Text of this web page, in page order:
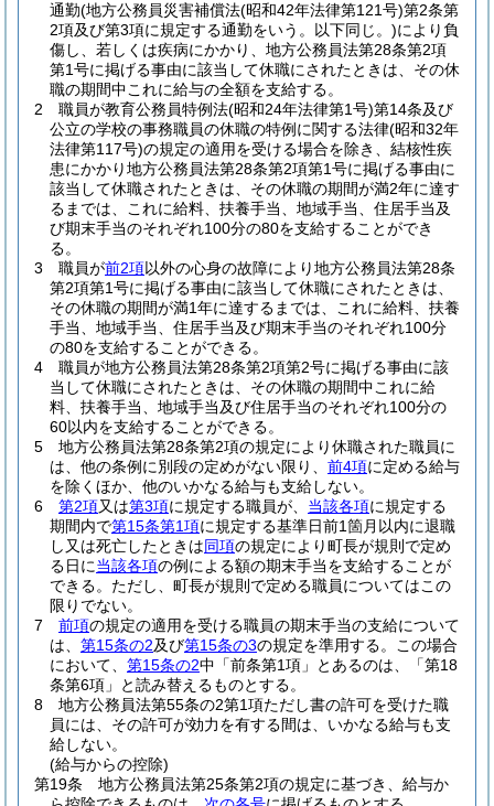
通勤(地方公務員災害補償法(昭和42年法律第121号)第2条第
2項及び第3項に規定する通勤をいう。以下同じ。)により負
傷し、若しくは疾病にかかり、地方公務員法第28条第2項
第1号に掲げる事由に該当して休職にされたときは、その休
職の期間中これに給与の全額を支給する。
2
職員が教育公務員特例法(昭和24年法律第1号)第14条及び
公立の学校の事務職員の休職の特例に関する法律(昭和32年
法律第117号)の規定の適用を受ける場合を除き、結核性疾
患にかかり地方公務員法第28条第2項第1号に掲げる事由に
該当して休職されたときは、その休職の期間が満2年に達す
るまでは、これに給料、扶養手当、地域手当、住居手当及
び期末手当のそれぞれ100分の80を支給することができ
る。
3
職員が前2項以外の心身の故障により地方公務員法第28条
第2項第1号に掲げる事由に該当して休職にされたときは、
その休職の期間が満1年に達するまでは、これに給料、扶養
手当、地域手当、住居手当及び期末手当のそれぞれ100分
の80を支給することができる。
4
職員が地方公務員法第28条第2項第2号に掲げる事由に該
当して休職にされたときは、その休職の期間中これに給
料、扶養手当、地域手当及び住居手当のそれぞれ100分の
60以内を支給することができる。
5
地方公務員法第28条第2項の規定により休職された職員に
は、他の条例に別段の定めがない限り、 前4項に定める給与
を除くほか、他のいかなる給与も支給しない。
6
第2項又は第3項に規定する職員が、 当該各項に規定する
期間内で第15条第1項に規定する基準日前1箇月以内に退職
し又は死亡したときは同項の規定により町長が規則で定め
る日に当該各項の例による額の期末手当を支給することが
できる。 ただし、町長が規則で定める職員についてはこの
限りでない。
7
前項の規定の適用を受ける職員の期末手当の支給について
は、 第15条の2及び第15条の3の規定を準用する。
この場合
において、 第15条の2中「前条第1項」とあるのは、「第18
条第6項」と読み替えるものとする。
8
地方公務員法第55条の2第1項ただし書の許可を受けた職
員には、その許可が効力を有する間は、いかなる給与も支
給しない。
(給与からの控除)
第19条
地方公務員法第25条第2項の規定に基づき、給与か